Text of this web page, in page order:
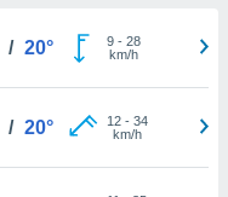
/ 20° 9- 28
km/h
/ 20° 12- 34
km/h